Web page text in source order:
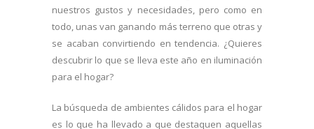
nuestros gustos y necesidades, pero como en
todo, unas van ganando más terreno que otras y
se acaban convirtiendo en tendencia. ¿Quieres
descubrir lo que se lleva este año en iluminación
para el hogar?
La búsqueda de ambientes cálidos para el hogar
es lo que ha llevado a que destaquen aquellas